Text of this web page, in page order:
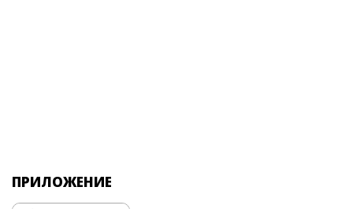
ПРИЛОЖЕНИЕ